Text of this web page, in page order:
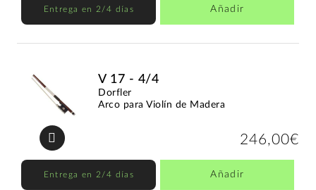
Entrega en 2/4 días Añadir
V 17 - 4/4
Dorfler
Arco para Violín de Madera
246,00€
Entrega en 2/4 días Añadir